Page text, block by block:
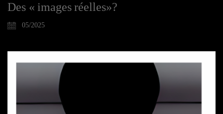
Des « images réelles»?
05/2025